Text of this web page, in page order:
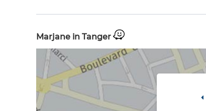
Marjane in Tanger